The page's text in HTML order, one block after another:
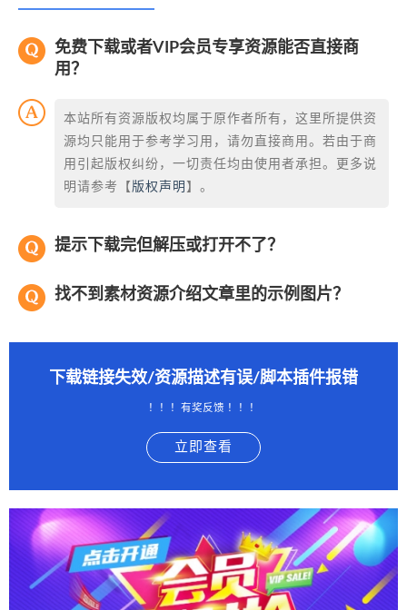
免费下载或者VIP会员专享资源能否直接商
用？
本站所有资源版权均属于原作者所有，这里所提供资
源均只能用于参考学习用，请勿直接商用。若由于商
用引起版权纠纷，一切责任均由使用者承担。更多说
明请参考【 版权声明 】。
提示下载完但解压或打开不了？
找不到素材资源介绍文章里的示例图片？
下载链接失效/资源描述有误/脚本插件报错
！！！有奖反馈 ！！！
立即查看